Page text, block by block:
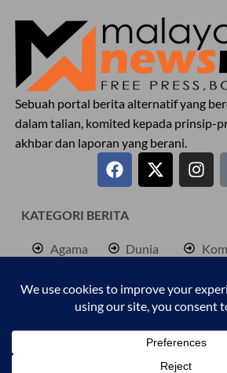
Sebuah portal berita alternatif yang
dalam talian, komited kepada prinsip-
akhbar dan laporan yang berani.
KATEGORI BERITA
Agama
Berita
Bisnes
Dunia
Jenayah
Kembara